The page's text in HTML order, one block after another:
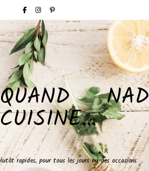
QUAND NAD
CUISINE…
rapides, pour tous les jours ou des occasions